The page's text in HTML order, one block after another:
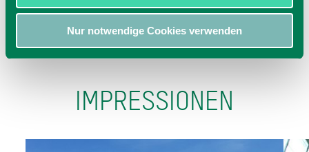
Nur notwendige Cookies verwenden
IMPRESSIONEN